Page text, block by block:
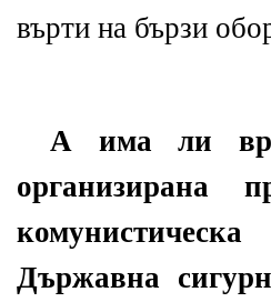
върти на бързи
А има ли
организирана
Държавна